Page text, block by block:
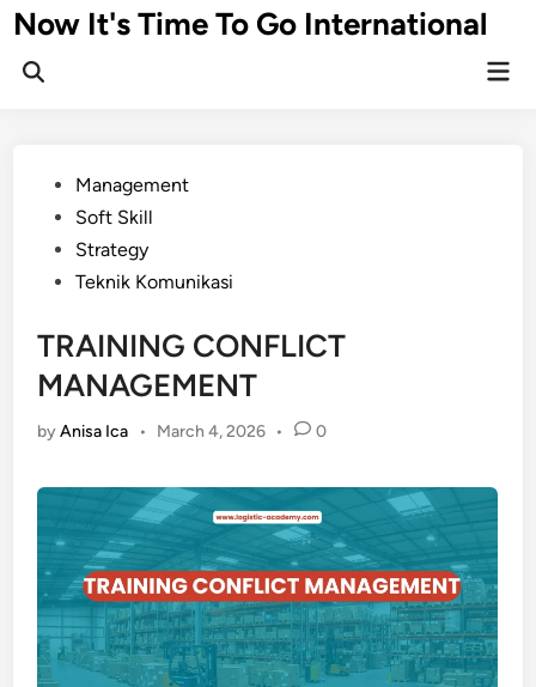
Skip
to
content
Now It's Time To Go International
PostedManagement
Soft Skill
Strategy
Teknik Komunikasi
TRAINING CONFLICT
MANAGEMENT
byAnisa Ica • March 4, 2026 • 0